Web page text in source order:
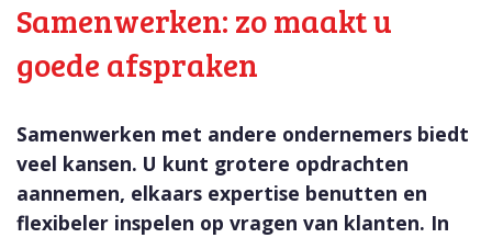
Samenwerken: zo maakt u
goede afspraken
Samenwerken met andere ondernemers biedt
veel kansen. U kunt grotere opdrachten
aannemen, elkaars expertise benutten en
flexibeler inspelen op vragen van klanten. In